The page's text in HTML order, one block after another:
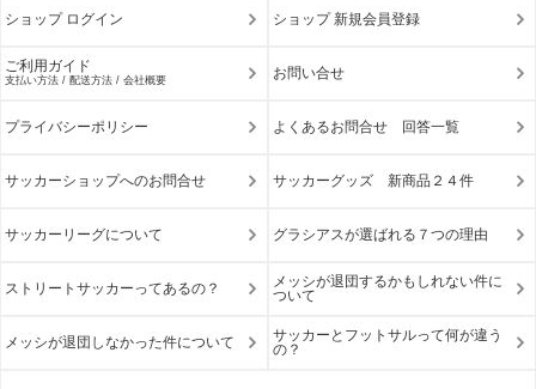
ショップ ログイン ショップ 新規会員登録
ご利用ガイド
支払い方法 / 配送方法 / 会社概要 お問い合せ
プライバシーポリシー よくあるお問合せ 回答一覧
サッカーショップへのお問合せ サッカーグッズ 新商品２４件
サッカーリーグについて グラシアスが選ばれる７つの理由
ストリートサッカーってあるの？
メッシが退団するかもしれない件に
ついて
メッシが退団しなかった件について
サッカーとフットサルって何が違う
の？